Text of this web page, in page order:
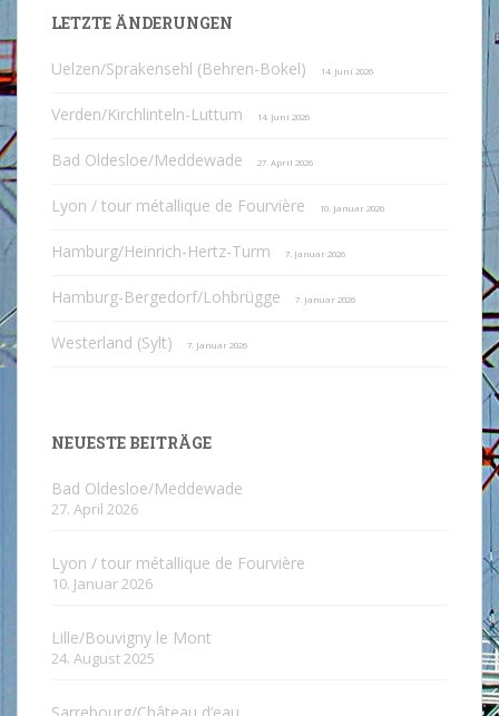
LETZTE ÄNDERUNGEN
Uelzen/Sprakensehl (Behren-Bokel) 14. Juni 2026
Verden/Kirchlinteln-Luttum 14. Juni 2026
Bad Oldesloe/Meddewade 27. April 2026
Lyon / tour métallique de Fourvière 10. Januar 2026
Hamburg/Heinrich-Hertz-Turm 7. Januar 2026
Hamburg-Bergedorf/Lohbrügge 7. Januar 2026
Westerland (Sylt) 7. Januar 2026
NEUESTE BEITRÄGE
Bad Oldesloe/Meddewade
27. April 2026
Lyon / tour métallique de Fourvière
10. Januar 2026
Lille/Bouvigny le Mont
24. August 2025